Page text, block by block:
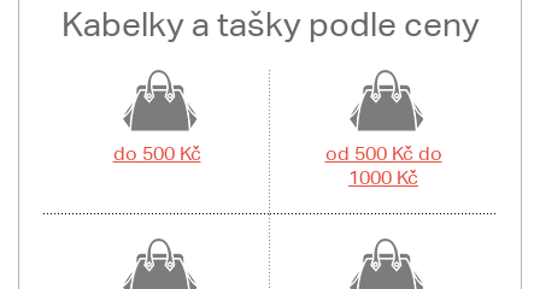
Kabelky a tašky podle ceny
do 500 Kč
od 500 Kč do
1000 Kč